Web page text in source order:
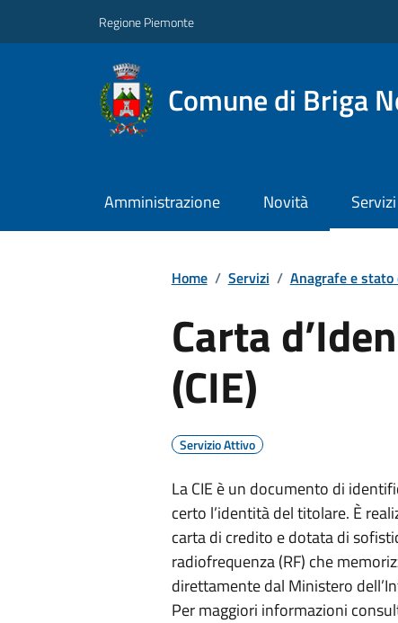
Regione Piemonte
Comune di Briga
Amministrazione Novità Servizi
Home / Servizi / Anagrafe e stato
Carta
(CIE)
Servizio Attivo
La CIE è un documento di
certo l’identità del titolare. È
carta di credito e dotata di
radiofrequenza (RF) che
direttamente dal Ministero
Per maggiori informazioni